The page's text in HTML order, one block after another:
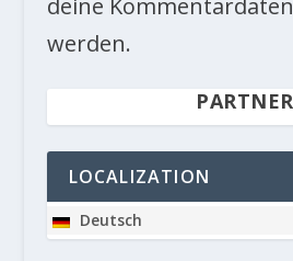
deine
werden.
PARTNER
LOCALIZATION
Deutsch